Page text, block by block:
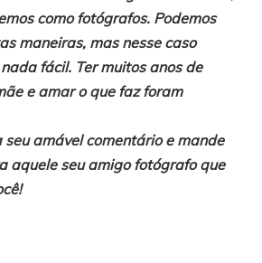
como fotógrafos. Podemos
maneiras, mas nesse caso
fácil. Ter muitos anos de
e amar o que faz foram
amável comentário e mande
aquele seu amigo fotógrafo que